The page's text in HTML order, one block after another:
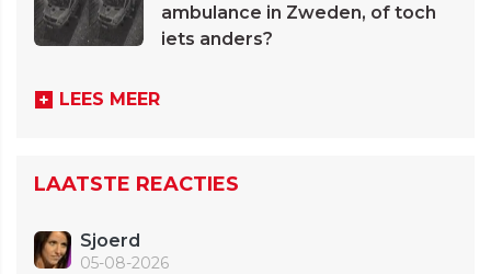
ambulance in Zweden, of toch
iets anders?
LEES MEER
LAATSTE REACTIES
Sjoerd
05-08-2026